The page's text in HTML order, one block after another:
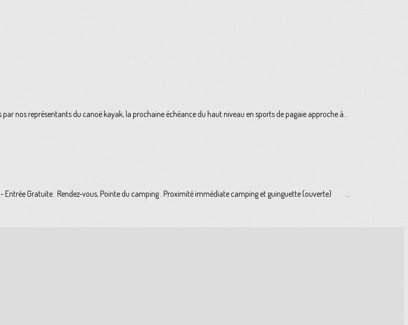
nos représentants du canoë kayak, la prochaine échéance du haut niveau en sports de pagaie approche à...
- Entrée Gratuite. Rendez-vous, Pointe du camping . Proximité immédiate camping et guinguette (ouverte) ...